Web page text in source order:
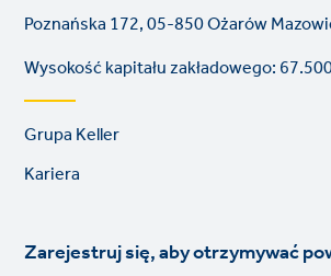
Poznańska 172, 05-850 Ożarów
Wysokość kapitału zakładowego:
Footer
links
Grupa Keller
Kariera
Zarejestruj się, aby otrzymywać